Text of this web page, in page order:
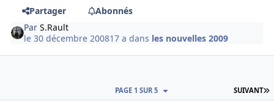
Partager
Abonnés
ParS.Rault
le 30 décembre 200817 a dans les nouvelles 2009
SUIVANT
PAGE 1 SUR 5